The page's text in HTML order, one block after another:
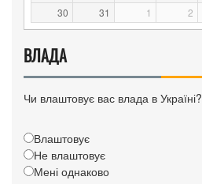
30
31 1 2
ВЛАДА
Чи влаштовує вас влада в Україні?
Влаштовує
Не влаштовує
Мені однаково